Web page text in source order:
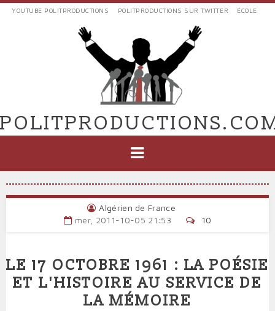
Aller
EXTERNES
POLIT'PRODUCTIONS
YOUTUBE POLITPRODUCTIONS POLITPRODUCTIONS SUR TWITTER ÉCOLE
PRINCIPALE
Algérien de France
mer, 2011-10-05 21:53
10
LE 17 OCTOBRE 1961 : LA POÉSIE
ET L'HISTOIRE AU SERVICE DE
LA MÉMOIRE